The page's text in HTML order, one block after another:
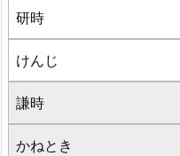
研時
けんじ
謙時
かねとき